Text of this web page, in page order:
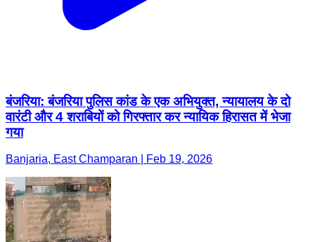
बंजरिया: बंजरिया पुलिस कांड के एक अभियुक्त, न्यायालय के दो
वारंटी और 4 शराबियों को गिरफ्तार कर न्यायिक हिरासत में भेजा
गया
Banjaria, East Champaran | Feb 19, 2026